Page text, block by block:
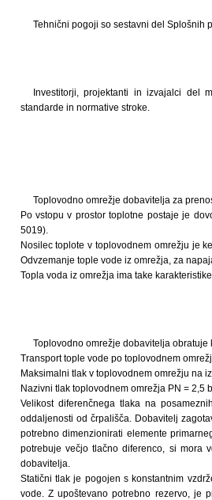
Tehnični pogoji so sestavni del Splošnih
Investitorji, projektanti in izvajalci del
standarde in normative stroke.
Toplovodno omrežje dobavitelja za
Po vstopu v prostor toplotne postaje je
5019).
Nosilec toplote v toplovodnem omrežju je
Odvzemanje tople vode iz omrežja, za
Topla voda iz omrežja ima take
Toplovodno omrežje dobavitelja obratuje
Transport tople vode po toplovodnem
Maksimalni tlak v toplovodnem omrežju na
Nazivni tlak toplovodnem omrežja PN = 2,5
Velikost diferenčnega tlaka na
oddaljenosti od črpališča. Dobavitelj
potrebno dimenzionirati elemente
potrebuje večjo tlačno diferenco, si mora
dobavitelja.
Statični tlak je pogojen s konstantnim
vode. Z upoštevano potrebno rezervo, je